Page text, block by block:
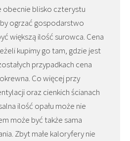
obecnie blisko czterystu
ogrzać gospodarstwo
większą ilość surowca. Cena
kupimy go tam, gdzie jest
przypadkach cena
Co więcej przy
oraz cienkich ścianach
ilość opału może nie
może być także sama
Zbyt małe kaloryfery nie